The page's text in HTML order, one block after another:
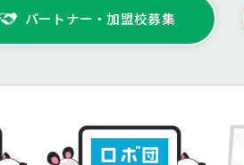
パートナー・加盟校募集